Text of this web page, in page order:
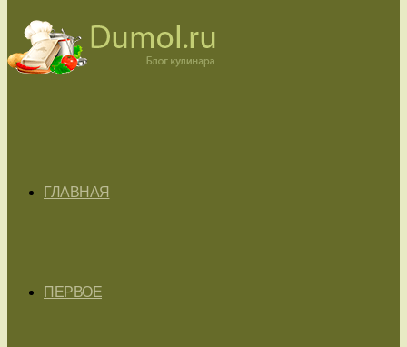
ГЛАВНАЯ
ПЕРВОЕ